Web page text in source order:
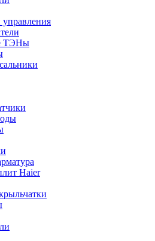
ТЭНы
Haier